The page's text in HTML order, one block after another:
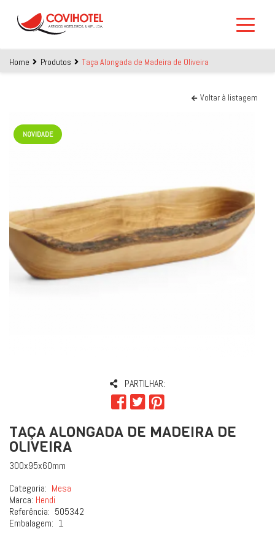
Home Produtos Taça Alongada de Madeira de Oliveira
Voltar à listagem
NOVIDADE
PARTILHAR:
TAÇA ALONGADA DE MADEIRA DE
OLIVEIRA
300x95x60mm
Categoria: Mesa
Marca: Hendi
Referência: 505342
Embalagem: 1